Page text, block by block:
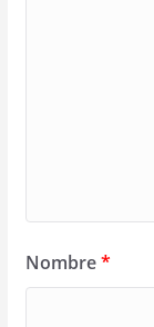
Nombre*